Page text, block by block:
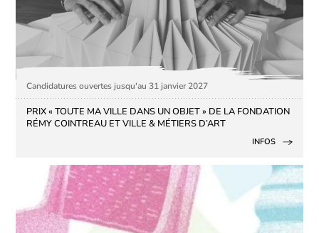
Candidatures ouvertes jusqu'au 31 janvier 2027
PRIX « TOUTE MA VILLE DANS UN OBJET » DE LA FONDATION
RÉMY COINTREAU ET VILLE & MÉTIERS D’ART
INFOS